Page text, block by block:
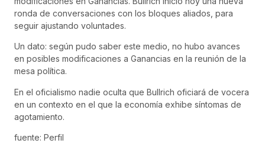
ronda de conversaciones con los bloques aliados, para
seguir ajustando voluntades.
Un dato: según pudo saber este medio, no hubo avances
en posibles modificaciones a Ganancias en la reunión de la
mesa política.
En el oficialismo nadie oculta que Bullrich oficiará de vocera
en un contexto en el que la economía exhibe síntomas de
agotamiento.
fuente: Perfil